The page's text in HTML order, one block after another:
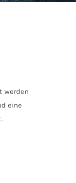
werden
eine